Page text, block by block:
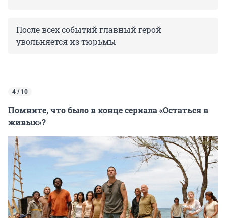
После всех событий главный герой
увольняется из тюрьмы
4 / 10
Помните, что было в конце сериала «Остаться в
живых»?